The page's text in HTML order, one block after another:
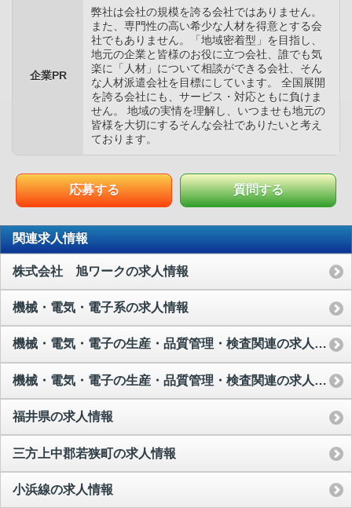
企業PR
弊社は会社の規模を誇る会社ではありません。
また、専門性の高い希少な人材を得意とする会
社でもありません。「地域密着型」を目指し、
地元の企業と皆様のお役に立つ会社、誰でも気
楽に「人材」について相談ができる会社、そん
な人材派遣会社を目標にしています。 全国展開
を誇る会社にも、サービス・対応ともに負けま
せん。 地域の実情を理解し、いつませも地元の
皆様を大切にするそんな会社でありたいと考え
ております。
応募する 質問する
関連求人情報
株式会社 旭ワークの求人情報
機械・電気・電子系の求人情報
機械・電気・電子の生産・品質管理・検査関連の求人情報
機械・電気・電子の生産・品質管理・検査関連の求人情報
福井県の求人情報
三方上中郡若狭町の求人情報
小浜線の求人情報